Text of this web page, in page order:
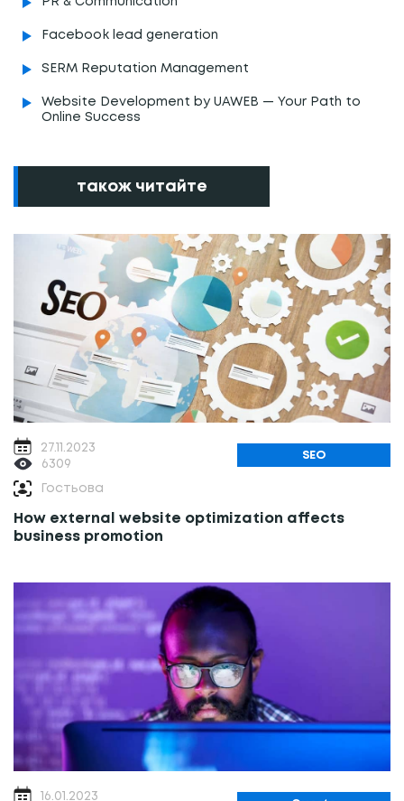
Facebook lead generation
SERM Reputation Management
Website Development by UAWEB — Your Path to
Online Success
також читайте
27.11.2023
6309
SEO
Гостьова
How external website optimization affects
business promotion
16.01.2023